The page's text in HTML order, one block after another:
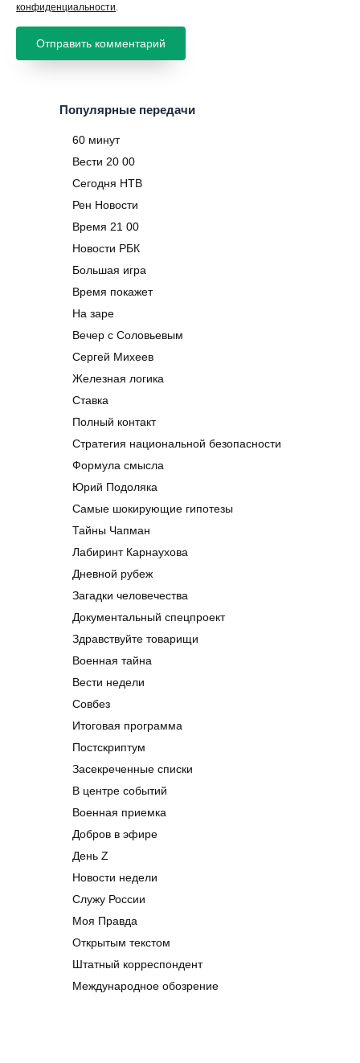
конфиденциальности.
Популярные передачи
60 минут
Вести 20 00
Сегодня НТВ
Рен Новости
Время 21 00
Новости РБК
Большая игра
Время покажет
На заре
Вечер с Соловьевым
Сергей Михеев
Железная логика
Ставка
Полный контакт
Стратегия национальной безопасности
Формула смысла
Юрий Подоляка
Самые шокирующие гипотезы
Тайны Чапман
Лабиринт Карнаухова
Дневной рубеж
Загадки человечества
Документальный спецпроект
Здравствуйте товарищи
Военная тайна
Вести недели
Совбез
Итоговая программа
Постскриптум
Засекреченные списки
В центре событий
Военная приемка
Добров в эфире
День Z
Новости недели
Служу России
Моя Правда
Открытым текстом
Штатный корреспондент
Международное обозрение